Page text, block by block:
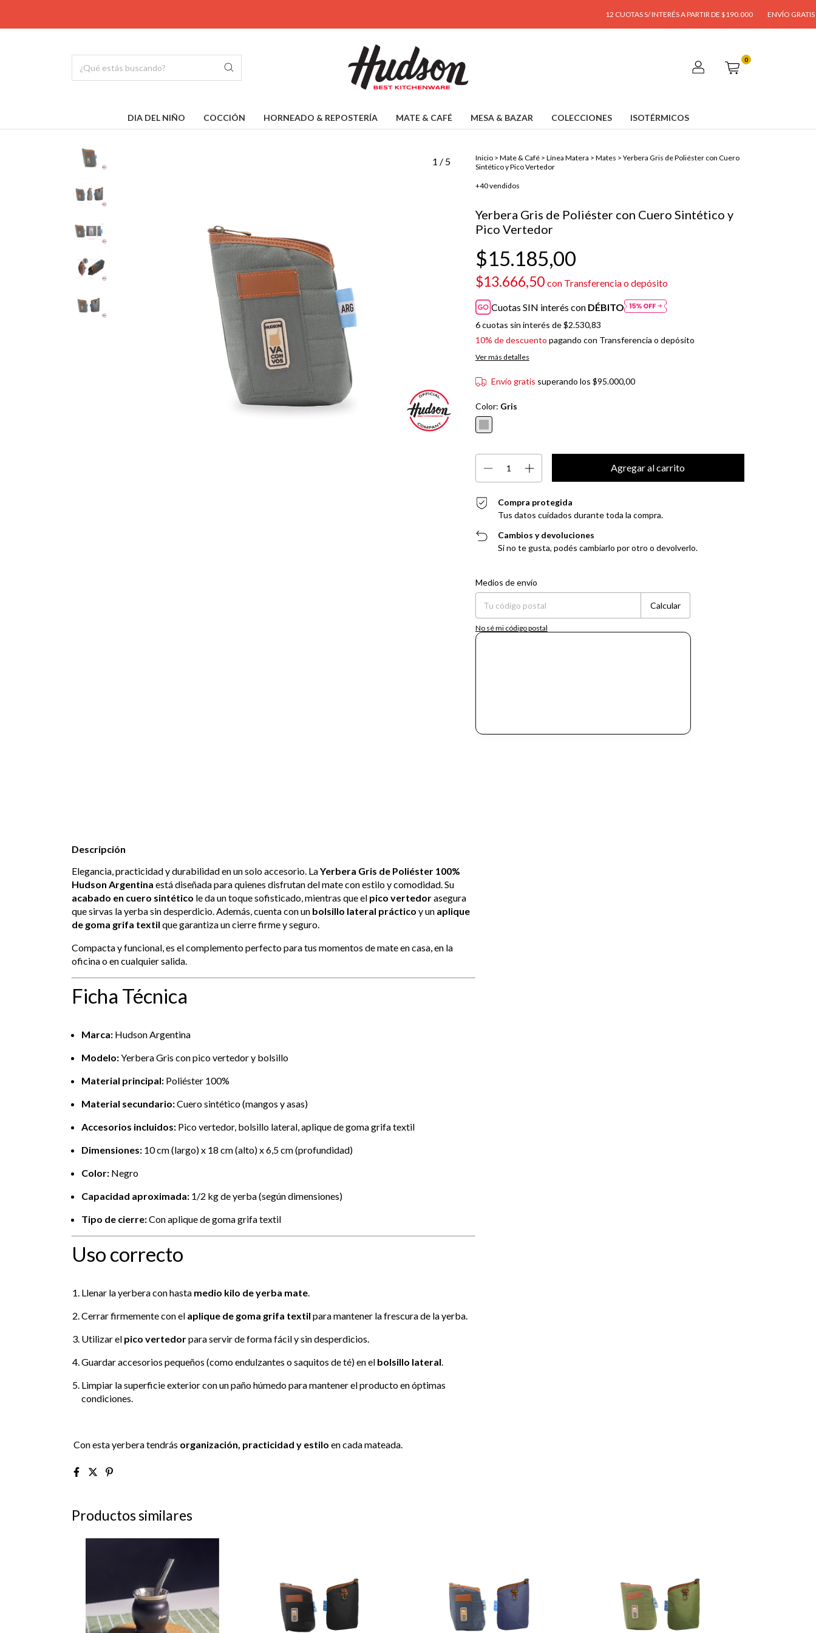
12 CUOTAS S/ INTERÉS A PARTIR DE $190.000 ENVÍO GRATIS A PARTIR
0
DIA DEL NIÑO COCCIÓN HORNEADO & REPOSTERÍA MATE & CAFÉ MESA & BAZAR COLECCIONES ISOTÉRMICOS
1 / 5 Inicio > Mate & Café > Línea Matera > Mates > Yerbera Gris de Poliéster con Cuero
Sintético y Pico Vertedor
+40 vendidos
Yerbera Gris de Poliéster con Cuero Sintético y
Pico Vertedor
$15.185,00
$13.666,50 con Transferencia o depósito
Cuotas SIN interés con DÉBITO
6cuotas sin interés de$2.530,83
10% de descuento pagando con Transferencia o depósito
Ver más detalles
Envío gratis superando los$95.000,00
Color: Gris
Compra protegida
Tus datos cuidados durante toda la compra.
Cambios y devoluciones
Si no te gusta, podés cambiarlo por otro o devolverlo.
Entregas para el CP:
Medios de envío
Calcular
No sé mi código postal
Descripción
Elegancia, practicidad y durabilidad en un solo accesorio. LaYerbera Gris de Poliéster 100%
Hudson Argentina está diseñada para quienes disfrutan del mate con estilo y comodidad. Su
acabado en cuero sintético le da un toque sofisticado, mientras que el pico vertedorasegura
que sirvas la yerba sin desperdicio. Además, cuenta con un bolsillo lateral práctico y un aplique
de goma grifa textil que garantiza un cierre firme y seguro.
Compacta y funcional, es el complemento perfecto para tus momentos de mate en casa, en la
oficina o en cualquier salida.
Ficha Técnica
Marca: Hudson Argentina
Modelo:Yerbera Gris con pico vertedor y bolsillo
Material principal: Poliéster 100%
Material secundario:Cuero sintético (mangos y asas)
Accesorios incluidos: Pico vertedor, bolsillo lateral, aplique de goma grifa textil
Dimensiones: 10 cm (largo) x 18 cm (alto) x 6,5 cm (profundidad)
Color: Negro
Capacidad aproximada: 1/2 kg de yerba (según dimensiones)
Tipo de cierre:Con aplique de goma grifa textil
Uso correcto
Llenar la yerbera con hasta medio kilo de yerba mate.
Cerrar firmemente con el aplique de goma grifa textil para mantener la frescura de la yerba.
Utilizar el pico vertedorpara servir de forma fácil y sin desperdicios.
Guardar accesorios pequeños (como endulzantes o saquitos de té) en el bolsillo lateral.
Limpiar la superficie exterior con un paño húmedo para mantener el producto en óptimas
condiciones.
Con esta yerbera tendrás organización, practicidad y estilo en cada mateada.
Productos similares